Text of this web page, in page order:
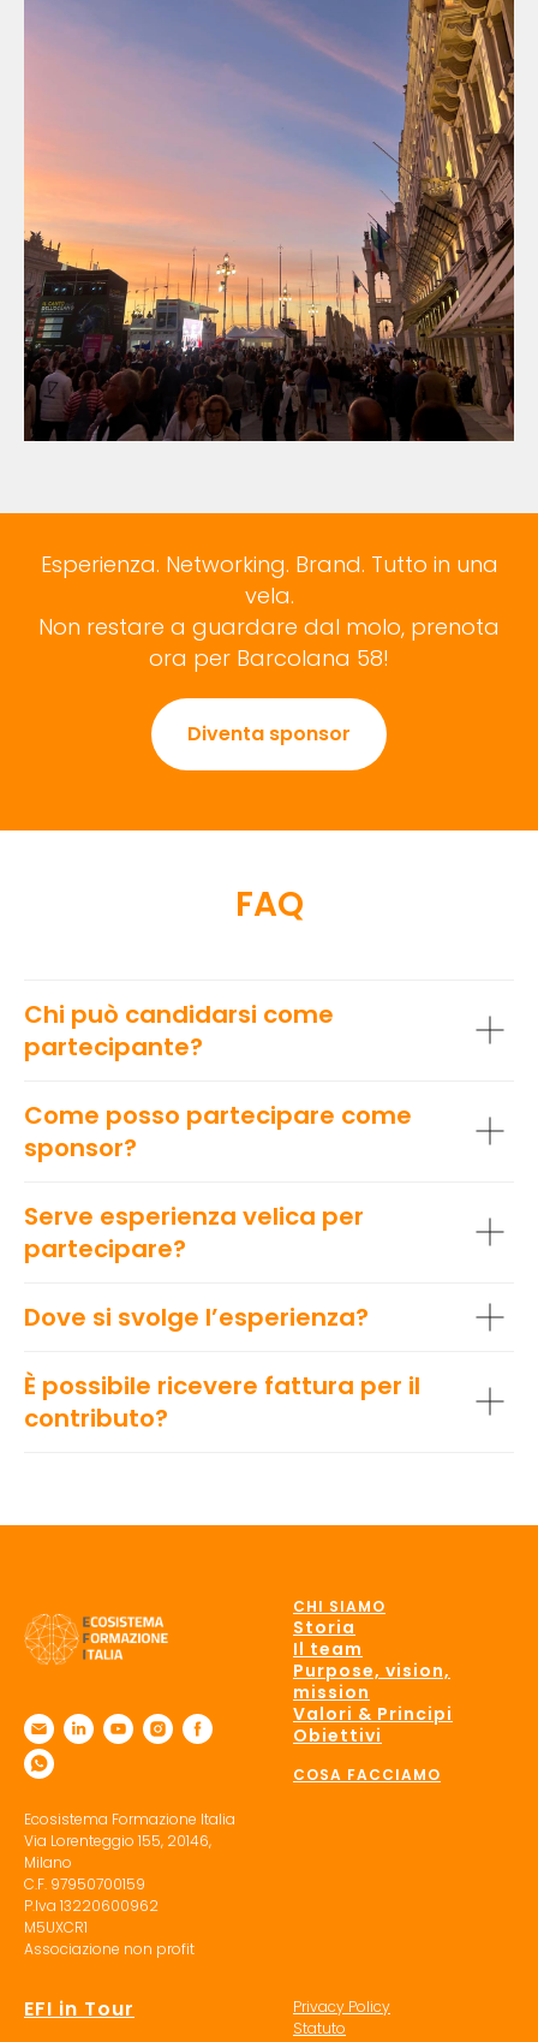
Esperienza. Networking. Brand. Tutto in una
vela.
Non restare a guardare dal molo, prenota
ora per Barcolana 58!
Diventa sponsor
FAQ
Chi può candidarsi come
partecipante?
Come posso partecipare come
sponsor?
Serve esperienza velica per
partecipare?
Dove si svolge l’esperienza?
È possibile ricevere fattura per il
contributo?
Ecosistema Formazione Italia
Via Lorenteggio 155, 20146,
Milano
C.F. 97950700159
P.Iva 13220600962
M5UXCR1
Associazione non profit
CHI SIAMO
Storia
Il team
Purpose, vision,
mission
Valori & Principi
Obiettivi
COSA FACCIAMO
EFI in Tour
Privacy Policy
Statuto